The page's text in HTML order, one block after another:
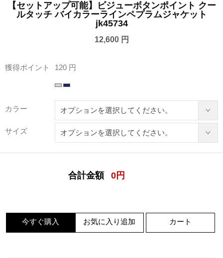
【セットアップ可能】ビジューボタンポイント クー
ルタッチ バイカラーラインペプラムジャケット
jk45734
12,600 円
獲得ポイント 120 円
カラー
サイズ
合計金額 0 円
今すぐ購入 お気に入り追加 カート